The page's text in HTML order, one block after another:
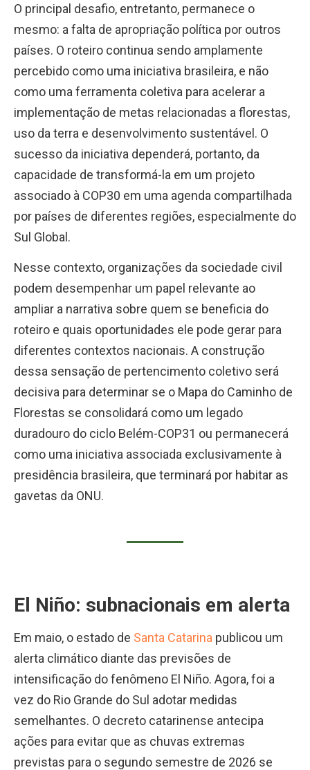
O principal desafio, entretanto, permanece o
mesmo: a falta de apropriação política por outros
países. O roteiro continua sendo amplamente
percebido como uma iniciativa brasileira, e não
como uma ferramenta coletiva para acelerar a
implementação de metas relacionadas a florestas,
uso da terra e desenvolvimento sustentável. O
sucesso da iniciativa dependerá, portanto, da
capacidade de transformá-la em um projeto
associado à COP30 em uma agenda compartilhada
por países de diferentes regiões, especialmente do
Sul Global.
Nesse contexto, organizações da sociedade civil
podem desempenhar um papel relevante ao
ampliar a narrativa sobre quem se beneficia do
roteiro e quais oportunidades ele pode gerar para
diferentes contextos nacionais. A construção
dessa sensação de pertencimento coletivo será
decisiva para determinar se o Mapa do Caminho de
Florestas se consolidará como um legado
duradouro do ciclo Belém-COP31 ou permanecerá
como uma iniciativa associada exclusivamente à
presidência brasileira, que terminará por habitar as
gavetas da ONU.
El Niño: subnacionais em alerta
Em maio, o estado de Santa Catarina publicou um
alerta climático diante das previsões de
intensificação do fenômeno El Niño. Agora, foi a
vez do Rio Grande do Sul adotar medidas
semelhantes. O decreto catarinense antecipa
ações para evitar que as chuvas extremas
previstas para o segundo semestre de 2026 se